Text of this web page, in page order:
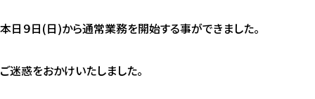
本日９日(日)から通常業務を開始する事ができました。
ご迷惑をおかけいたしました。